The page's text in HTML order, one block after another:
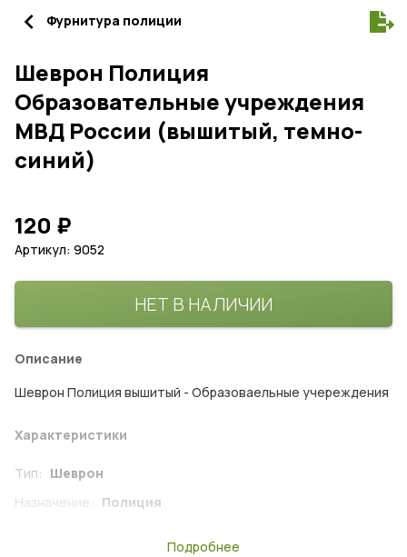
navigate_before Фурнитура полиции
120 ₽
Шеврон Полиция
Образовательные учреждения
МВД России (вышитый, темно-
синий)
Артикул: 9052
НЕТ В НАЛИЧИИ
Описание
Шеврон Полиция вышитый - Образоваельные учереждения
Характеристики
Тип: Шеврон
Назначение: Полиция
Подробнее